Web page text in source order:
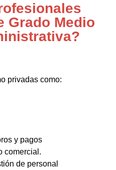
Grado Medio
privadas como:
y pagos
comercial.
de personal